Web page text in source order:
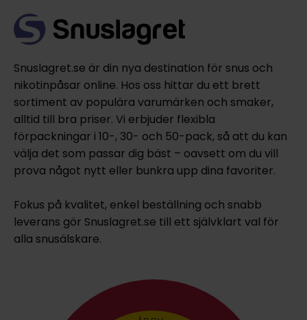
Snuslagret.se är din nya destination för snus och
nikotinpåsar online. Hos oss hittar du ett brett
sortiment av populära varumärken och smaker,
alltid till bra priser. Vi erbjuder flexibla
förpackningar i 10-, 30- och 50-pack, så att du kan
välja det som passar dig bäst – oavsett om du vill
prova något nytt eller bunkra upp dina favoriter.
Fokus på kvalitet, enkel beställning och snabb
leverans gör Snuslagret.se till ett självklart val för
alla snusälskare.